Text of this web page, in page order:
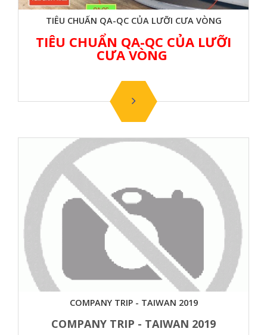
TIÊU CHUẨN QA-QC CỦA LƯỠI CƯA VÒNG
TIÊU CHUẨN QA-QC CỦA LƯỠI
CƯA VÒNG
COMPANY TRIP - TAIWAN 2019
COMPANY TRIP - TAIWAN 2019